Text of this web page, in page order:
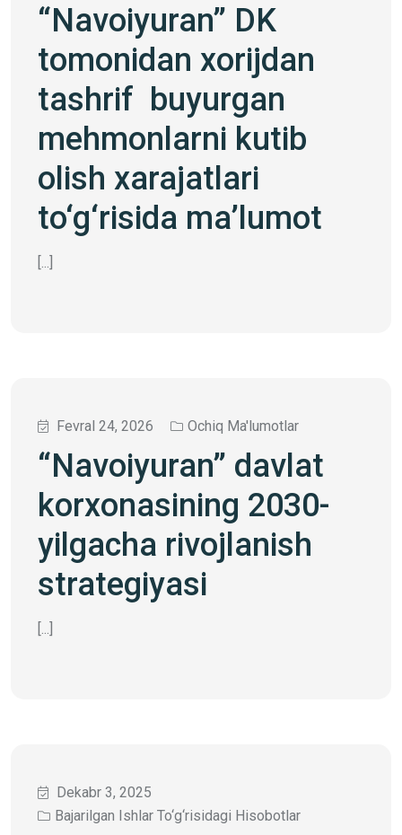
“Navoiyuran” DK
tomonidan xorijdan
tashrif buyurgan
mehmonlarni kutib
olish xarajatlari
to‘g‘risida ma’lumot
[...]
Fevral 24, 2026 Ochiq Ma'lumotlar
“Navoiyuran” davlat
korxonasining 2030-
yilgacha rivojlanish
strategiyasi
[...]
Dekabr 3, 2025
Bajarilgan Ishlar To‘g‘risidagi Hisobotlar